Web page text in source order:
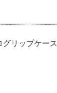
リップケース